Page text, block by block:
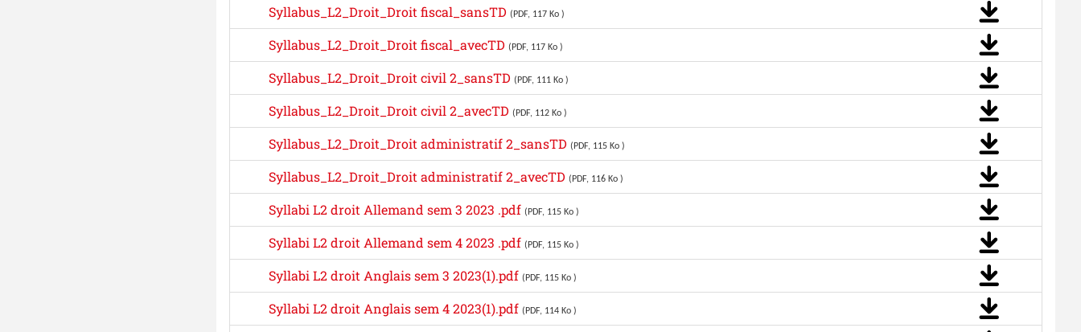
Syllabus_L2_Droit_Droit fiscal_sansTD (PDF, 117 Ko )
Syllabus_L2_Droit_Droit fiscal_avecTD (PDF, 117 Ko )
Syllabus_L2_Droit_Droit civil 2_sansTD (PDF, 111 Ko )
Syllabus_L2_Droit_Droit civil 2_avecTD (PDF, 112 Ko )
Syllabus_L2_Droit_Droit administratif 2_sansTD (PDF, 115 Ko )
Syllabus_L2_Droit_Droit administratif 2_avecTD (PDF, 116 Ko )
Syllabi L2 droit Allemand sem 3 2023 .pdf (PDF, 115 Ko )
Syllabi L2 droit Allemand sem 4 2023 .pdf (PDF, 115 Ko )
Syllabi L2 droit Anglais sem 3 2023(1).pdf (PDF, 115 Ko )
Syllabi L2 droit Anglais sem 4 2023(1).pdf (PDF, 114 Ko )